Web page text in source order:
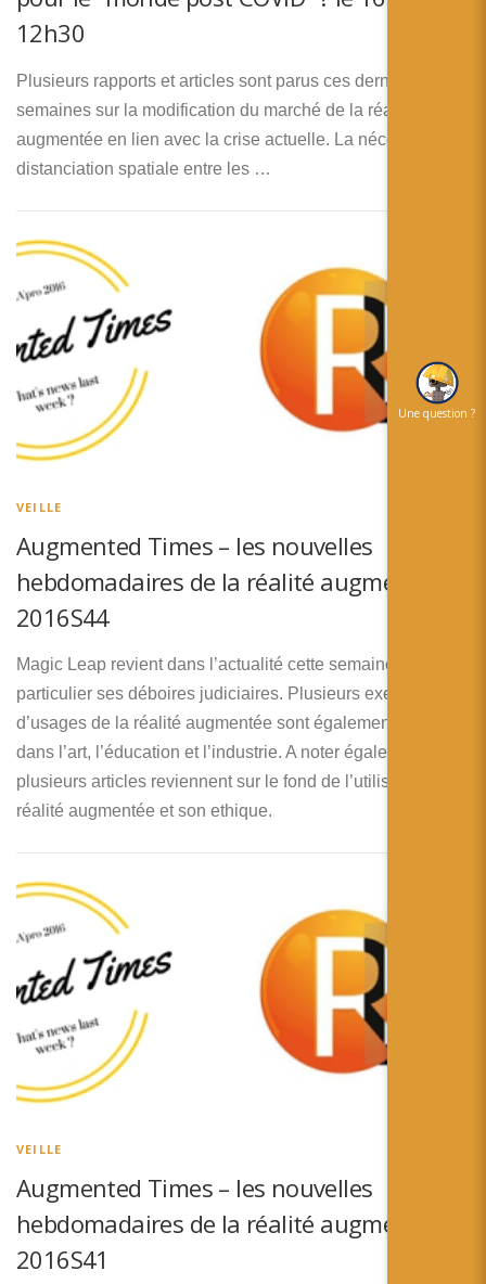
12h30
Plusieurs rapports et articles sont parus ces dernières
semaines sur la modification du marché de la réalité
augmentée en lien avec la crise actuelle. La nécessaire
distanciation spatiale entre les …
VEILLE
Augmented Times – les nouvelles
hebdomadaires de la réalité augmentée –
2016S44
Magic Leap revient dans l’actualité cette semaine avec en
particulier ses déboires judiciaires. Plusieurs exemples
d’usages de la réalité augmentée sont également dévoillés
dans l’art, l’éducation et l’industrie. A noter également que
plusieurs articles reviennent sur le fond de l’utilisation de la
réalité augmentée et son ethique.
VEILLE
Augmented Times – les nouvelles
hebdomadaires de la réalité augmentée –
2016S41
Une question ?